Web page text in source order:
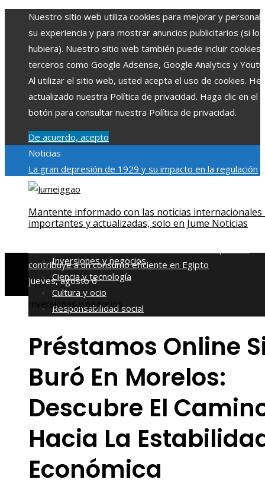
Nuestro sitio web utiliza cookies para mejorar y
su experiencia y para mostrar anuncios publicitarios (si los
hubiera). Nuestro sitio web también puede incluir cookies
terceros como Google Adsense, Google Analytics y
Al utilizar el sitio web, usted acepta el uso de cookies.
actualizado nuestra Política de privacidad. Haga clic en el
botón para consultar nuestra Política de privacidad.
De acuerdo, acepto
Noticias
La gran depresión de 1929 y su impacto en la regulación
bancariaLas 15 exploraciones espaciales que ampliaron
individuales más grandes y su impacto en la ciencia y
tecnología
Modelos de desarrollo sostenible basados en
contribuye a un consumo eficiente en Egipto
jueves, agosto 6
Mantente informado con las noticias internacionales
importantes y actualizadas, solo en Jume Noticias
Inversiones y negocios
Ciencia y tecnología
Cultura y ocio
Responsabilidad social
Inversiones y negocios
Préstamos Online
Buró En Morelos:
Descubre El
Hacia La
Económica